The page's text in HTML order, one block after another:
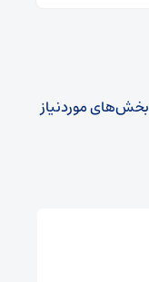
بخش‌های موردنیاز